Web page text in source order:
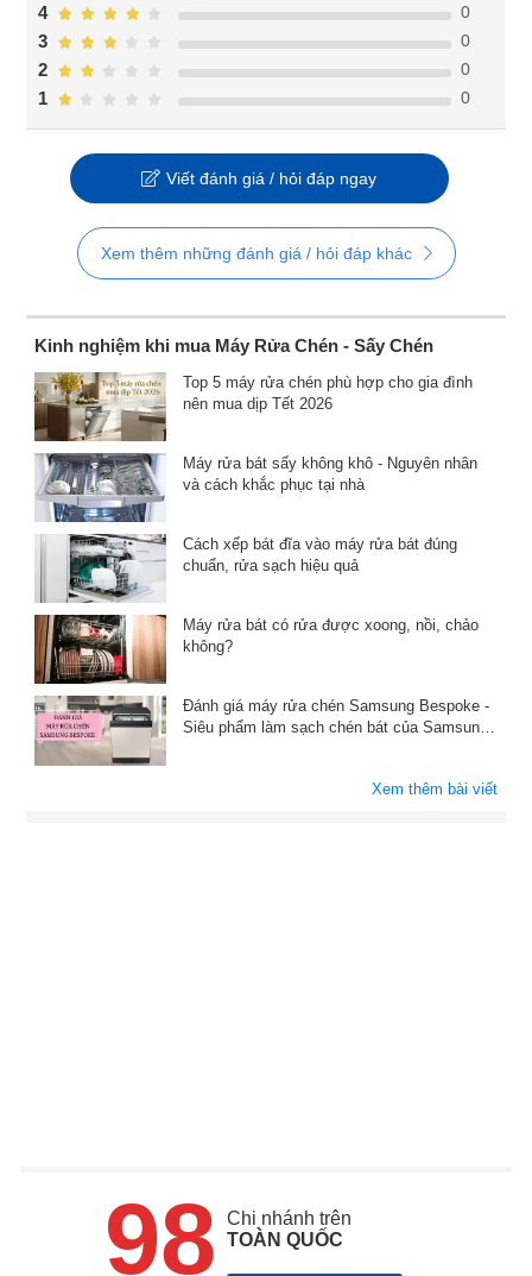
1 0
2 0
3 0
4 0
Viết đánh giá / hỏi đáp ngay
Xem thêm những đánh giá / hỏi đáp khác
Kinh nghiệm khi mua Máy Rửa Chén - Sấy Chén
Top 5 máy rửa chén phù hợp cho gia đình
nên mua dịp Tết 2026
Máy rửa bát sấy không khô - Nguyên nhân
và cách khắc phục tại nhà
Cách xếp bát đĩa vào máy rửa bát đúng
chuẩn, rửa sạch hiệu quả
Máy rửa bát có rửa được xoong, nồi, chảo
không?
Đánh giá máy rửa chén Samsung Bespoke -
Siêu phẩm làm sạch chén bát của Samsung
Xem thêm bài viết
98
Chi nhánh trên
TOÀN QUỐC